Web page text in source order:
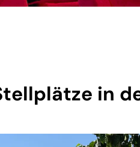
in